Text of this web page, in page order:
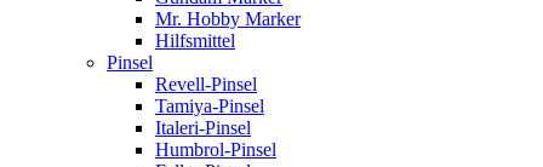
Mr. Hobby Marker
Hilfsmittel
Pinsel
Revell-Pinsel
Tamiya-Pinsel
Italeri-Pinsel
Humbrol-Pinsel